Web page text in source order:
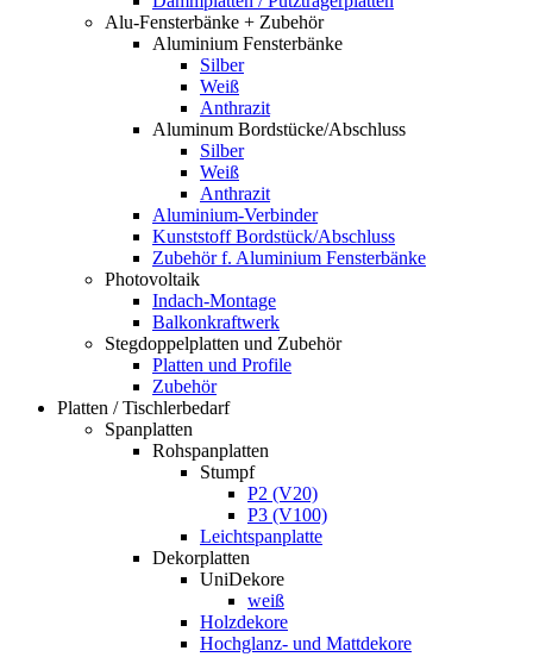
Alu-Fensterbänke + Zubehör
Aluminium Fensterbänke
Silber
Weiß
Anthrazit
Aluminum Bordstücke/Abschluss
Silber
Weiß
Anthrazit
Aluminium-Verbinder
Kunststoff Bordstück/Abschluss
Zubehör f. Aluminium Fensterbänke
Photovoltaik
Indach-Montage
Balkonkraftwerk
Stegdoppelplatten und Zubehör
Platten und Profile
Zubehör
Platten / Tischlerbedarf
Spanplatten
Rohspanplatten
Stumpf
P2 (V20)
P3 (V100)
Leichtspanplatte
Dekorplatten
UniDekore
weiß
Holzdekore
Hochglanz- und Mattdekore